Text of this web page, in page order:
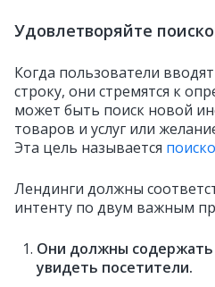
Удовлетворяйте
Когда пользователи
строку, они стремятся к
может быть поиск новой
товаров и услуг или
Эта цель называется
Лендинги должны
интенту по двум важным
Они должны содержать
увидеть посетители.